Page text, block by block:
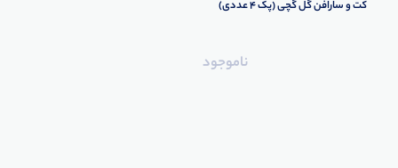
کت و سارافن گل گچی (پک 4 عددی)
ناموجود